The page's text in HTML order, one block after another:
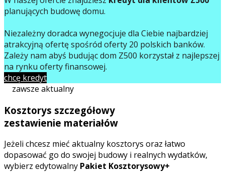
planujących budowę domu.
Niezależny doradca wynegocjuje dla Ciebie najbardziej
atrakcyjną ofertę spośród oferty 20 polskich banków.
Zależy nam abyś budując dom Z500 korzystał z najlepszej
na rynku oferty finansowej.
chcę kredyt
zawsze aktualny
Kosztorys szczegółowy
zestawienie materiałów
Jeżeli chcesz mieć aktualny kosztorys oraz łatwo
dopasować go do swojej budowy i realnych wydatków,
wybierz edytowalny Pakiet Kosztorysowy+